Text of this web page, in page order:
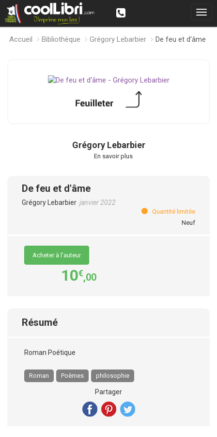
Accueil Bibliothèque Grégory Lebarbier De feu et d'âme
Grégory Lebarbier
En savoir plus
De feu et d'âme
Grégory Lebarbier janvier 2022
Quantité limitée
Neuf
Acheter à l’auteur
10€,00
Résumé
Roman Poétique
Roman Poèmes philosophie
Partager